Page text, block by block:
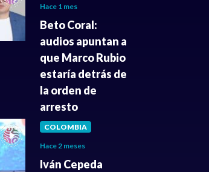
Hace 1 mes
Beto Coral:
audios apuntan a
que Marco Rubio
estaría detrás de
la orden de
arresto
COLOMBIA
Hace 2 meses
Iván Cepeda